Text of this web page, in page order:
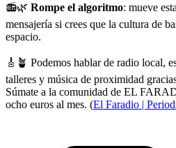
📻🌿 Rompe el algoritmo: mueve
mensajería si crees que la cultura de
espacio.
🎸🪴 Podemos hablar de radio local,
talleres y música de proximidad
Súmate a la comunidad de EL
ocho euros al mes. (El Faradio |